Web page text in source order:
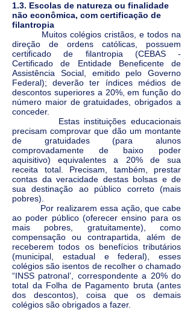
1.3. Escolas de natureza ou finalidade
não econômica, com certificação de
filantropia
Muitos colégios cristãos, e todos na
direção de ordens católicas, possuem
certificado de filantropia (CEBAS -
Certificado de Entidade Beneficente de
Assistência Social, emitido pelo Governo
Federal); deverão ter índices médios de
descontos superiores a 20%, em função do
número maior de gratuidades, obrigados a
conceder.
Estas instituições educacionais
precisam comprovar que dão um montante
de gratuidades (para alunos
comprovadamente de baixo poder
aquisitivo) equivalentes a 20% de sua
receita total. Precisam, também, prestar
contas da veracidade destas bolsas e de
sua destinação ao público correto (mais
pobres).
Por realizarem essa ação, que cabe
ao poder público (oferecer ensino para os
mais pobres, gratuitamente), como
compensação ou contrapartida, além de
receberem todos os benefícios tributários
(municipal, estadual e federal), esses
colégios são isentos de recolher o chamado
“INSS patronal’, correspondente a 20% do
total da Folha de Pagamento bruta (antes
dos descontos), coisa que os demais
colégios são obrigados a fazer.